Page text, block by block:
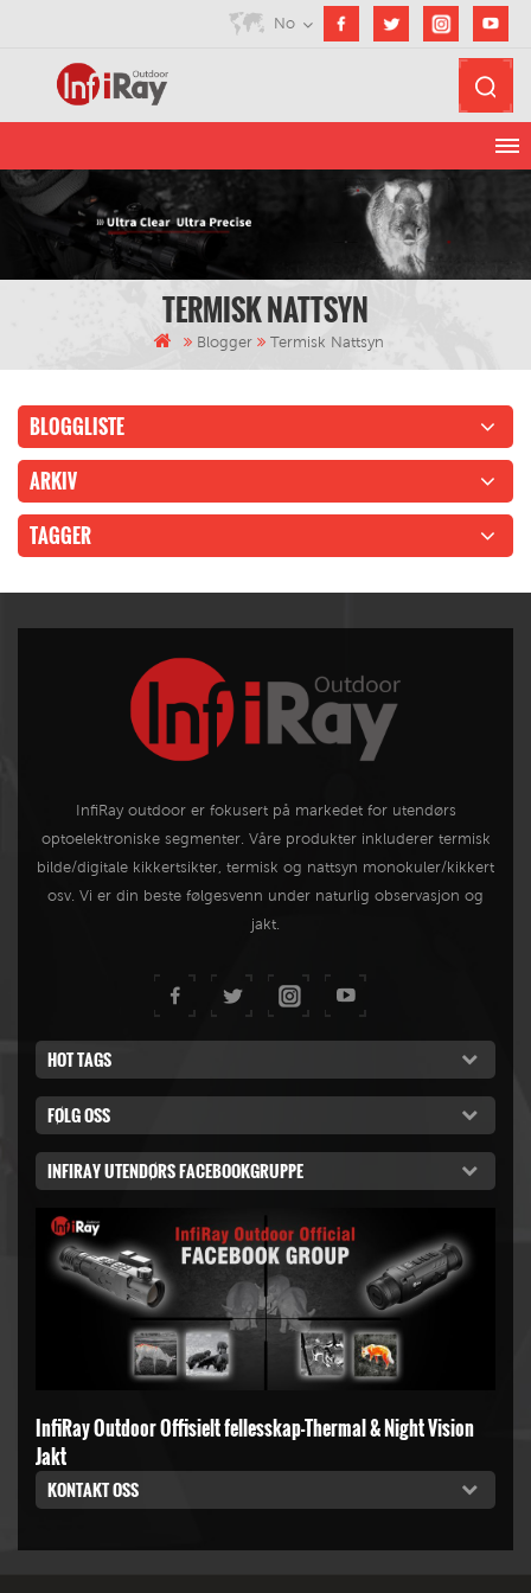
No
TERMISK NATTSYN
Blogger Termisk Nattsyn
BLOGGLISTE
ARKIV
TAGGER
InfiRay outdoor er fokusert på markedet for utendørs
optoelektroniske segmenter. Våre produkter inkluderer termisk
bilde/digitale kikkertsikter, termisk og nattsyn monokuler/kikkert
osv. Vi er din beste følgesvenn under naturlig observasjon og
jakt.
HOT TAGS
FØLG OSS
INFIRAY UTENDØRS FACEBOOKGRUPPE
InfiRay Outdoor Offisielt fellesskap-Thermal & Night Vision
Jakt
KONTAKT OSS